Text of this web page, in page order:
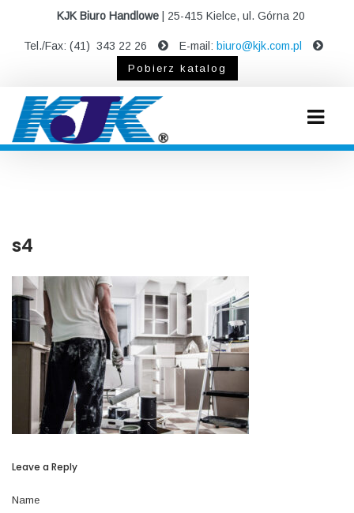
KJK Biuro Handlowe| 25-415 Kielce, ul. Górna 20
Tel./Fax: (41) 343 22 26 E-mail: biuro@kjk.com.pl
Pobierz katalog
s4
Leave a Reply
Name